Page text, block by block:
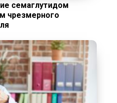
семаглутидом
чрезмерного